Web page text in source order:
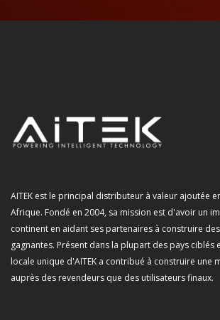
AITEK est le principal distributeur à valeur ajoutée
Afrique. Fondé en 2004, sa mission est d'avoir un
continent en aidant ses partenaires à construire
gagnantes. Présent dans la plupart des pays ciblés
locale unique d'AITEK a contribué à construire une
auprès des revendeurs que des utilisateurs finaux.